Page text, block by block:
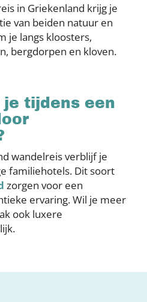
in Griekenland krijg je
van beiden natuur en
je langs kloosters,
bergdorpen en kloven.
tijdens een
wandelreis verblijf je
familiehotels. Dit soort
zorgen voor een
ervaring. Wil je meer
ook luxere